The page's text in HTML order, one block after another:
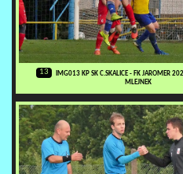
13
IMG013 KP SK C.SKALICE - FK JAROMER
MLEJNEK